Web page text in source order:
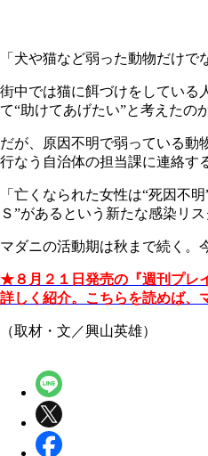
「犬や猫など弱った動物だけ
街中では猫に餌づけをしている
て“助けてあげたい”と考えたの
だが、原因不明で弱っている動
行なう自治体の担当課に連絡す
「亡くなられた女性は“死因不
Ｓ”があるという新たな感染リ
マダニの活動期は秋まで続く。
★８月２１日発売の『週刊プレ
詳しく紹介。こちらを読めば、
（取材・文／興山英雄）